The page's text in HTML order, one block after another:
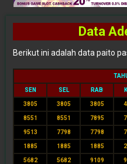
Data
Berikut ini adalah data paito
SEN SEL RAB
3805 3805 3805
8551 8551 7895
9513 7798 7798
1885 1885 1885
5682 5682 9109